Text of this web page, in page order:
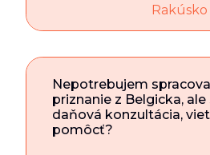
Rakúsko
Nepotrebujem
priznanie z Belgicka,
daňová konzultácia,
pomôcť?